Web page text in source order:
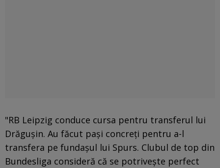
"RB Leipzig conduce cursa pentru transferul lui
Drăgușin. Au făcut pași concreți pentru a-l
transfera pe fundașul lui Spurs. Clubul de top din
Bundesliga consideră că se potrivește perfect